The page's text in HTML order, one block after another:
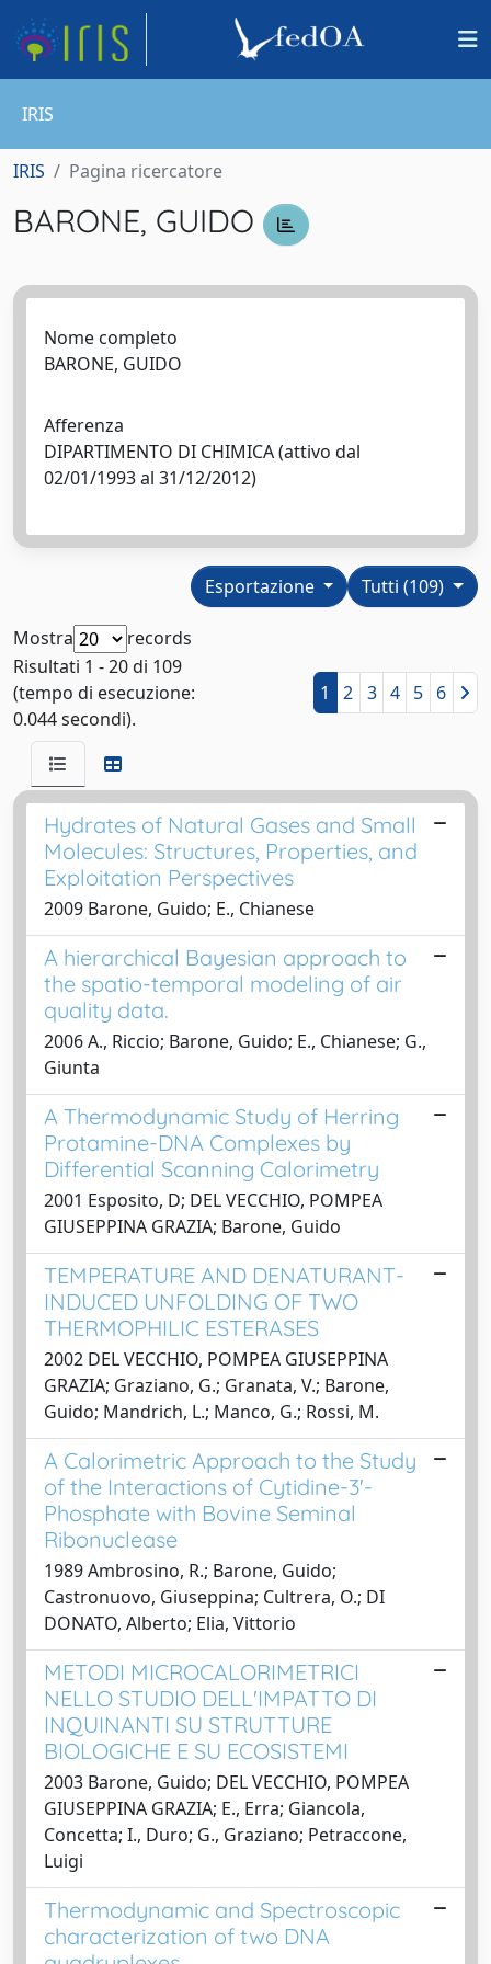
IRIS
IRIS Pagina ricercatore
BARONE, GUIDO
Nome completo
BARONE, GUIDO
Afferenza
DIPARTIMENTO DI CHIMICA (attivo dal
02/01/1993 al 31/12/2012)
Tutti (109)
Esportazione
Mostra
records
Risultati 1 - 20 di 109
(tempo di esecuzione:
0.044 secondi).
1 2 3 4 5 6
Hydrates of Natural Gases and Small
Molecules: Structures, Properties, and
Exploitation Perspectives
2009 Barone, Guido; E., Chianese
A hierarchical Bayesian approach to
the spatio-temporal modeling of air
quality data.
2006 A., Riccio; Barone, Guido; E., Chianese; G.,
Giunta
A Thermodynamic Study of Herring
Protamine-DNA Complexes by
Differential Scanning Calorimetry
2001 Esposito, D; DEL VECCHIO, POMPEA
GIUSEPPINA GRAZIA; Barone, Guido
TEMPERATURE AND DENATURANT-
INDUCED UNFOLDING OF TWO
THERMOPHILIC ESTERASES
2002 DEL VECCHIO, POMPEA GIUSEPPINA
GRAZIA; Graziano, G.; Granata, V.; Barone,
Guido; Mandrich, L.; Manco, G.; Rossi, M.
A Calorimetric Approach to the Study
of the Interactions of Cytidine-3'-
Phosphate with Bovine Seminal
Ribonuclease
1989 Ambrosino, R.; Barone, Guido;
Castronuovo, Giuseppina; Cultrera, O.; DI
DONATO, Alberto; Elia, Vittorio
METODI MICROCALORIMETRICI
NELLO STUDIO DELL'IMPATTO DI
INQUINANTI SU STRUTTURE
BIOLOGICHE E SU ECOSISTEMI
2003 Barone, Guido; DEL VECCHIO, POMPEA
GIUSEPPINA GRAZIA; E., Erra; Giancola,
Concetta; I., Duro; G., Graziano; Petraccone,
Luigi
Thermodynamic and Spectroscopic
characterization of two DNA